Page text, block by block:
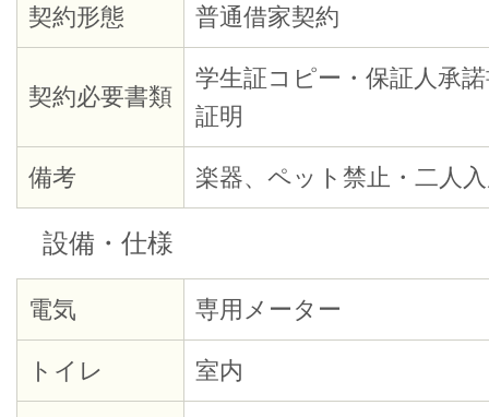
契約形態 普通借家契約
契約必要書類
学生証コピー・保証人承
証明
備考 楽器、ペット禁止・二人
設備・仕様
電気 専用メーター
トイレ 室内